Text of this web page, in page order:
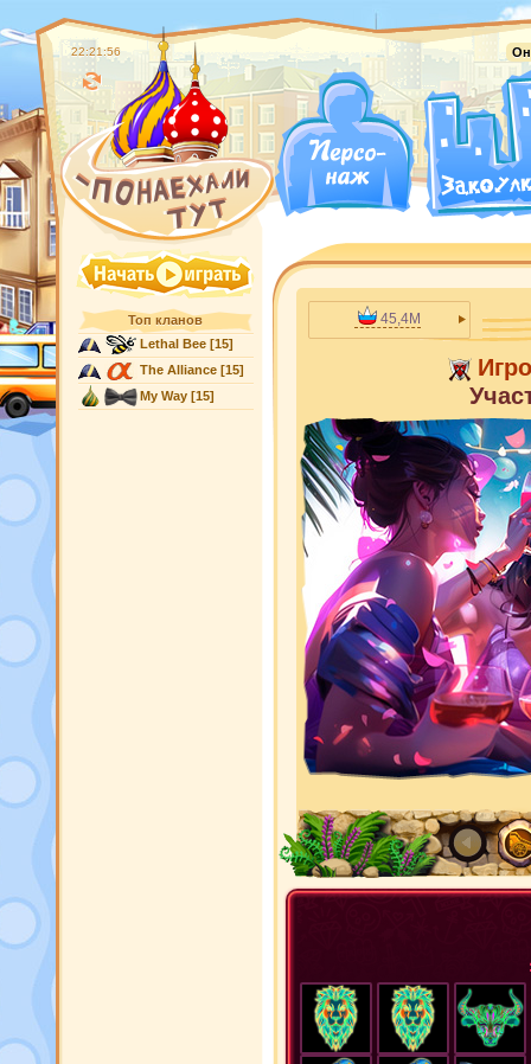
22:21:58
Топ кланов
Lethal Bee[15]
The Alliance[15]
My Way[15]
45,4M